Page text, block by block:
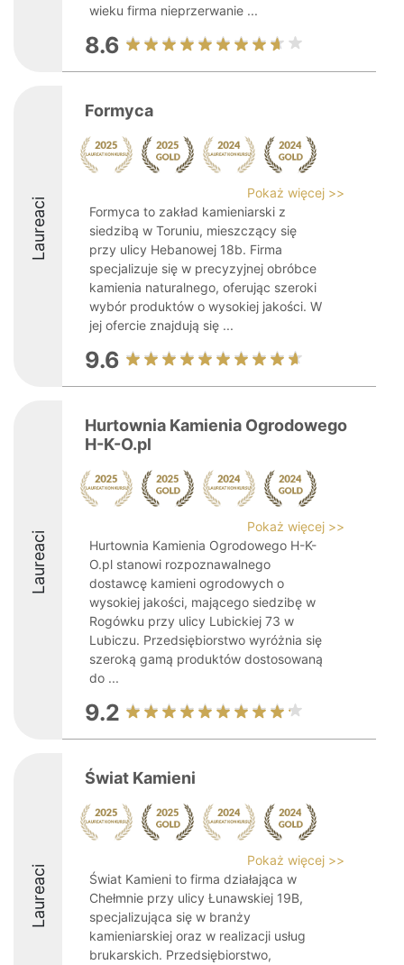
wieku firma nieprzerwanie ...
8.6
Laureaci
Formyca
Pokaż więcej >>
Formyca to zakład kamieniarski z
siedzibą w Toruniu, mieszczący się
przy ulicy Hebanowej 18b. Firma
specjalizuje się w precyzyjnej obróbce
kamienia naturalnego, oferując szeroki
wybór produktów o wysokiej jakości. W
jej ofercie znajdują się ...
9.6
Laureaci
Hurtownia Kamienia Ogrodowego
H-K-O.pl
Pokaż więcej >>
Hurtownia Kamienia Ogrodowego H-K-
O.pl stanowi rozpoznawalnego
dostawcę kamieni ogrodowych o
wysokiej jakości, mającego siedzibę w
Rogówku przy ulicy Lubickiej 73 w
Lubiczu. Przedsiębiorstwo wyróżnia się
szeroką gamą produktów dostosowaną
do ...
9.2
Laureaci
Świat Kamieni
Pokaż więcej >>
Świat Kamieni to firma działająca w
Chełmnie przy ulicy Łunawskiej 19B,
specjalizująca się w branży
kamieniarskiej oraz w realizacji usług
brukarskich. Przedsiębiorstwo,